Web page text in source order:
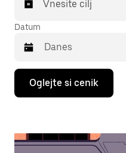
Vnesite cilj
Datum
Press
down
interact
Oglejte si cenik